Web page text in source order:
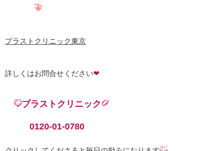
プラストクリニック東京
詳しくはお問合せください❤
プラストクリニック
0120-01-0780